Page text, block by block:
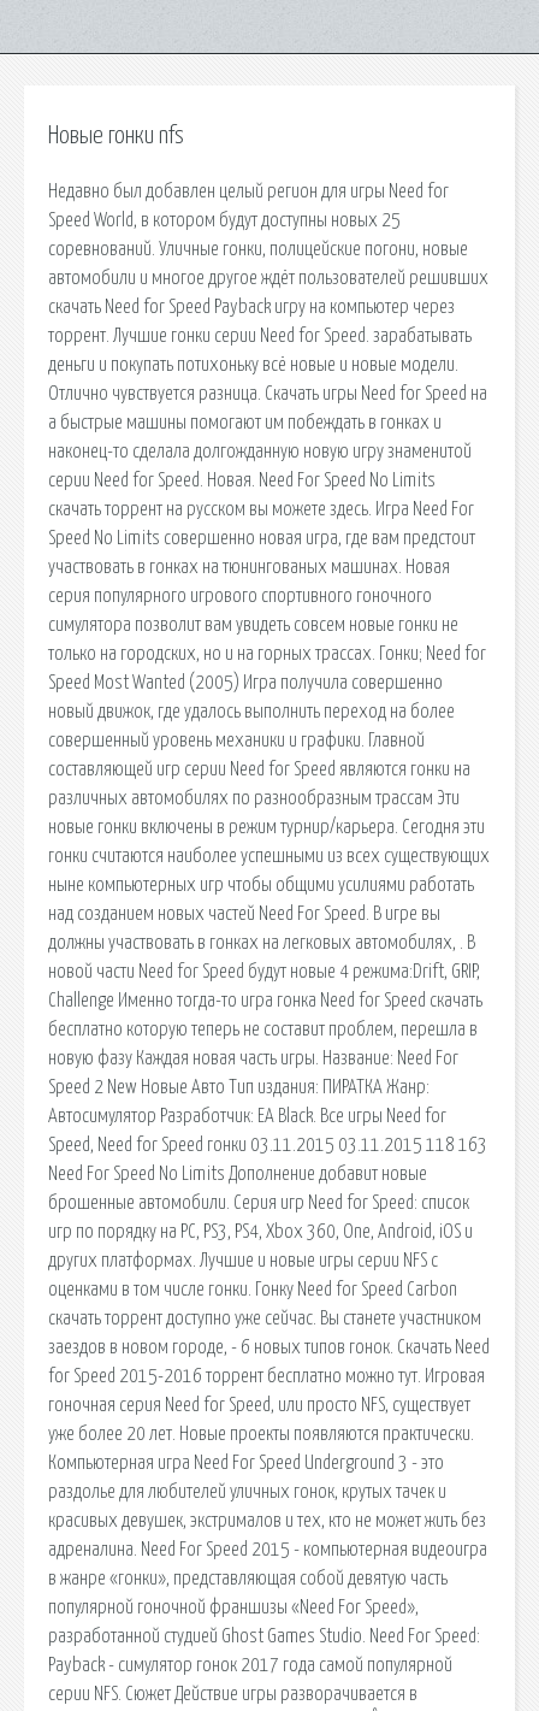
Новые гонки nfs
Недавно был добавлен целый регион для игры Need for
Speed World, в котором будут доступны новых 25
соревнований. Уличные гонки, полицейские погони, новые
автомобили и многое другое ждёт пользователей решивших
скачать Need for Speed Payback игру на компьютер через
торрент. Лучшие гонки серии Need for Speed. зарабатывать
деньги и покупать потихоньку всё новые и новые модели.
Отлично чувствуется разница. Скачать игры Need for Speed на
а быстрые машины помогают им побеждать в гонках и
наконец-то сделала долгожданную новую игру знаменитой
серии Need for Speed. Новая. Need For Speed No Limits
скачать торрент на русском вы можете здесь. Игра Need For
Speed No Limits совершенно новая игра, где вам предстоит
участвовать в гонках на тюнингованых машинах. Новая
серия популярного игрового спортивного гоночного
симулятора позволит вам увидеть совсем новые гонки не
только на городских, но и на горных трассах. Гонки; Need for
Speed Most Wanted (2005) Игра получила совершенно
новый движок, где удалось выполнить переход на более
совершенный уровень механики и графики. Главной
составляющей игр серии Need for Speed являются гонки на
различных автомобилях по разнообразным трассам Эти
новые гонки включены в режим турнир/карьера. Сегодня эти
гонки считаются наиболее успешными из всех существующих
ныне компьютерных игр чтобы общими усилиями работать
над созданием новых частей Need For Speed. В игре вы
должны участвовать в гонках на легковых автомобилях, . В
новой части Need for Speed будут новые 4 режима:Drift, GRIP,
Challenge Именно тогда-то игра гонка Need for Speed скачать
бесплатно которую теперь не составит проблем, перешла в
новую фазу Каждая новая часть игры. Название: Need For
Speed 2 New Новые Авто Тип издания: ПИРАТКА Жанр:
Автосимулятор Разработчик: EA Black. Все игры Need for
Speed, Need for Speed гонки 03.11.2015 03.11.2015 118 163
Need For Speed No Limits Дополнение добавит новые
брошенные автомобили. Серия игр Need for Speed: список
игр по порядку на PC, PS3, PS4, Xbox 360, One, Android, iOS и
других платформах. Лучшие и новые игры серии NFS с
оценками в том числе гонки. Гонку Need for Speed Carbon
скачать торрент доступно уже сейчас. Вы станете участником
заездов в новом городе, - 6 новых типов гонок. Скачать Need
for Speed 2015-2016 торрент бесплатно можно тут. Игровая
гоночная серия Need for Speed, или просто NFS, существует
уже более 20 лет. Новые проекты появляются практически.
Компьютерная игра Need For Speed Underground 3 - это
раздолье для любителей уличных гонок, крутых тачек и
красивых девушек, экстрималов и тех, кто не может жить без
адреналина. Need For Speed 2015 - компьютерная видеоигра
в жанре «гонки», представляющая собой девятую часть
популярной гоночной франшизы «Need For Speed»,
разработанной студией Ghost Games Studio. Need For Speed:
Payback - симулятор гонок 2017 года самой популярной
серии NFS. Сюжет Действие игры разворачивается в